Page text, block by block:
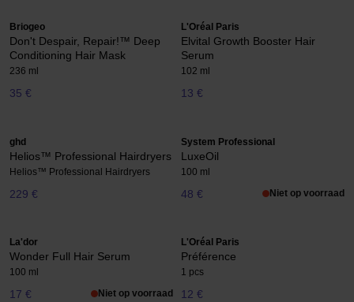
Briogeo
Don't Despair, Repair!™ Deep
Conditioning Hair Mask
236 ml
35 €
L'Oréal Paris
Elvital Growth Booster Hair
Serum
102 ml
13 €
ghd
Helios™ Professional Hairdryers
Helios™ Professional Hairdryers
229 €
System Professional
LuxeOil
100 ml
48 € Niet op voorraad
La'dor
Wonder Full Hair Serum
100 ml
17 € Niet op voorraad
L'Oréal Paris
Préférence
1 pcs
12 €